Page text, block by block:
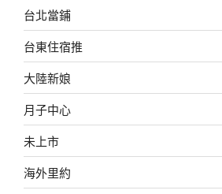
台北當鋪
台東住宿推
大陸新娘
月子中心
未上市
海外里約